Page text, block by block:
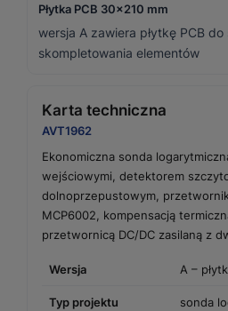
Płytka PCB 30×210 mm
wersja A zawiera płytkę PCB
skompletowania elementów
Karta techniczna
AVT1962
Ekonomiczna sonda
wejściowymi, detektorem
dolnoprzepustowym,
MCP6002, kompensacją
przetwornicą DC/DC zasilaną z
Wersja A –
Typ projektu sonda